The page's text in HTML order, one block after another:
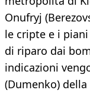
Onufryj
le cripte e i
di riparo dai
indicazioni
(Dumenko)